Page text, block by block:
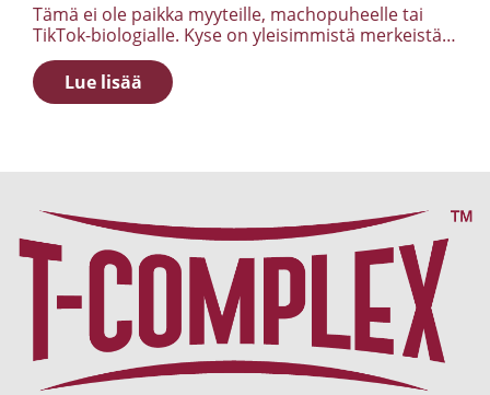
Tämä ei ole paikka myyteille, machopuheelle tai
TikTok-biologialle. Kyse on yleisimmistä merkeistä,
joita miehet oikeasti kokevat, kun testosteronitaso
on matala. Matala testosteroni ei yleensä näy
yhtenä dramaattisena oireena, vaan monina
Lue lisää